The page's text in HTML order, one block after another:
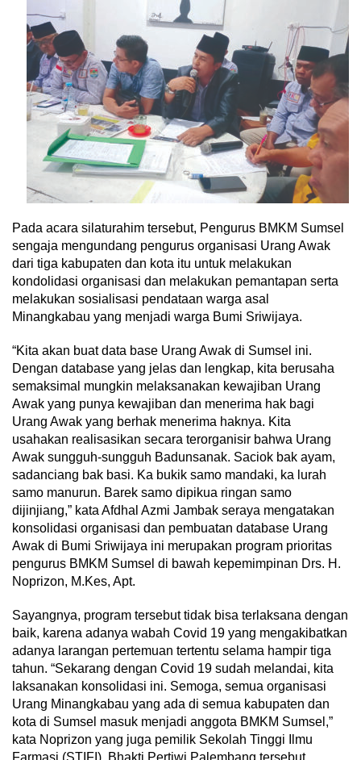
Pada acara silaturahim tersebut, Pengurus BMKM Sumsel
sengaja mengundang pengurus organisasi Urang Awak
dari tiga kabupaten dan kota itu untuk melakukan
kondolidasi organisasi dan melakukan pemantapan serta
melakukan sosialisasi pendataan warga asal
Minangkabau yang menjadi warga Bumi Sriwijaya.
“Kita akan buat data base Urang Awak di Sumsel ini.
Dengan database yang jelas dan lengkap, kita berusaha
semaksimal mungkin melaksanakan kewajiban Urang
Awak yang punya kewajiban dan menerima hak bagi
Urang Awak yang berhak menerima haknya. Kita
usahakan realisasikan secara terorganisir bahwa Urang
Awak sungguh-sungguh Badunsanak. Saciok bak ayam,
sadanciang bak basi. Ka bukik samo mandaki, ka lurah
samo manurun. Barek samo dipikua ringan samo
dijinjiang,” kata Afdhal Azmi Jambak seraya mengatakan
konsolidasi organisasi dan pembuatan database Urang
Awak di Bumi Sriwijaya ini merupakan program prioritas
pengurus BMKM Sumsel di bawah kepemimpinan Drs. H.
Noprizon, M.Kes, Apt.
Sayangnya, program tersebut tidak bisa terlaksana dengan
baik, karena adanya wabah Covid 19 yang mengakibatkan
adanya larangan pertemuan tertentu selama hampir tiga
tahun. “Sekarang dengan Covid 19 sudah melandai, kita
laksanakan konsolidasi ini. Semoga, semua organisasi
Urang Minangkabau yang ada di semua kabupaten dan
kota di Sumsel masuk menjadi anggota BMKM Sumsel,”
kata Noprizon yang juga pemilik Sekolah Tinggi Ilmu
Farmasi (STIFI), Bhakti Pertiwi Palembang tersebut.